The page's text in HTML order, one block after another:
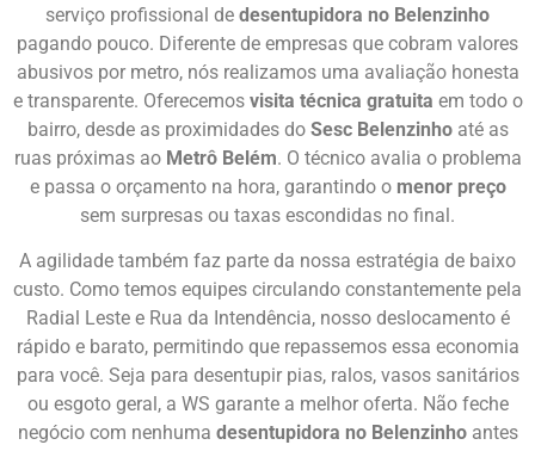
serviço profissional de desentupidora no Belenzinho
pagando pouco. Diferente de empresas que cobram valores
abusivos por metro, nós realizamos uma avaliação honesta
e transparente. Oferecemos visita técnica gratuita em todo o
bairro, desde as proximidades do Sesc Belenzinhoaté as
ruas próximas ao Metrô Belém. O técnico avalia o problema
e passa o orçamento na hora, garantindo o menor preço
sem surpresas ou taxas escondidas no final.
A agilidade também faz parte da nossa estratégia de baixo
custo. Como temos equipes circulando constantemente pela
Radial Leste e Rua da Intendência, nosso deslocamento é
rápido e barato, permitindo que repassemos essa economia
para você. Seja para desentupir pias, ralos, vasos sanitários
ou esgoto geral, a WS garante a melhor oferta. Não feche
negócio com nenhuma desentupidora no Belenzinhoantes